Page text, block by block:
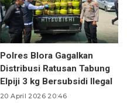
Polres Blora Gagalkan
Distribusi Ratusan Tabung
Elpiji 3 kg Bersubsidi Ilegal
20 April 2026 20:46